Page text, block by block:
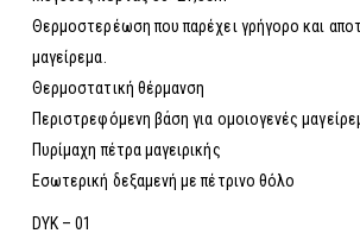
Θερμοστερέωση που παρέχει γρήγορο και
μαγείρεμα.
Θερμοστατική θέρμανση
Περιστρεφόμενη βάση για ομοιογενές
Πυρίμαχη πέτρα μαγειρικής
Εσωτερική δεξαμενή με πέτρινο θόλο
DYK – 01